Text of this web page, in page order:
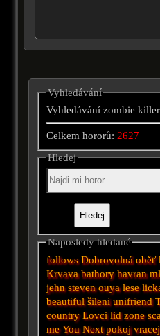
Vyhledávání
Vyhledávání zombie
Celkem hororů:2627
Hledej
Naposledy hledané
follows Dobrovolná oběť
Krvava bathory havran
jehn steven ouya lese
beautiful šileni unifriend
country Lovci lid zone
me
You Next pokoj